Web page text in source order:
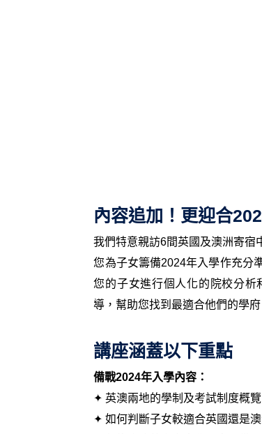
內容追加！更迎合
我們特意親訪6間英國及澳洲寄宿
您為子女籌備2024年入學作充分
您的子女進行個人化的院校分析
導，幫助您找到最適合他們的學
講座涵蓋以下重點
備戰2024年入學內容：
✦ 英澳兩地的學制及考試制度概覽
✦ 如何判斷子女較適合英國還是澳